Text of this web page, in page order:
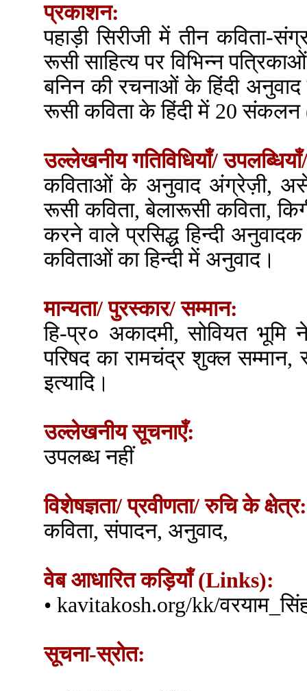
प्रकाशन:
पहाड़ी सिरीजी में तीन कविता-
रूसी साहित्य पर विभिन्न
बनिन की रचनाओं के हिंदी
रूसी कविता के हिंदी में 20 संकलन
उल्लेखनीय गतिविधियाँ/
कविताओं के अनुवाद अंग्रेज़ी,
रूसी कविता, बेलारूसी कविता,
करने वाले प्रसिद्ध हिन्दी
कविताओं का हिन्दी में अनुवाद।
मान्यता/ पुरस्कार/ सम्मान:
हि-प्र० अकादमी, सोवियत भूमि
परिषद का रामचंद्र शुक्ल
इत्यादि।
उल्लेखनीय सूचनाएँ:
उपलब्ध नहीं
विशेषज्ञता/ प्रवीणता/ रुचि के क्षेत्र:
कविता, संपादन, अनुवाद,
वेब आधारित कड़ियाँ (Links):
• kavitakosh.org/kk/
सूचना-स्रोत: